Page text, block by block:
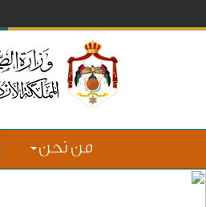
من نحن